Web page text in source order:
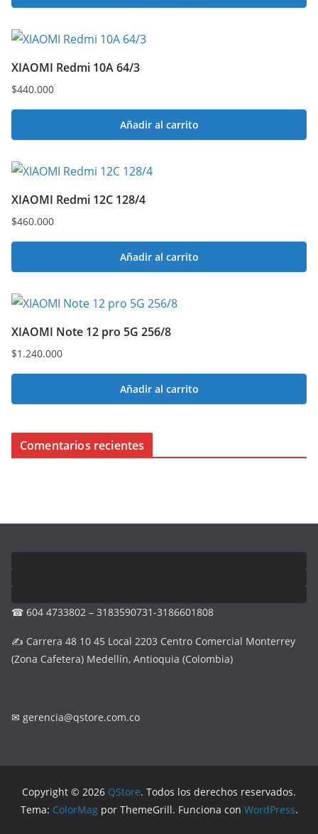
XIAOMI Redmi 10A 64/3
$440.000
Añadir al carrito
XIAOMI Redmi 12C 128/4
$460.000
Añadir al carrito
XIAOMI Note 12 pro 5G 256/8
$1.240.000
Añadir al carrito
Comentarios recientes
☎ 604 4733802 – 3183590731-3186601808
✍ Carrera 48 10 45 Local 2203 Centro Comercial Monterrey
(Zona Cafetera) Medellín, Antioquia (Colombia)
✉ gerencia@qstore.com.co
Copyright © 2026 QStore. Todos los derechos reservados.
Tema: ColorMagpor ThemeGrill. Funciona con WordPress.